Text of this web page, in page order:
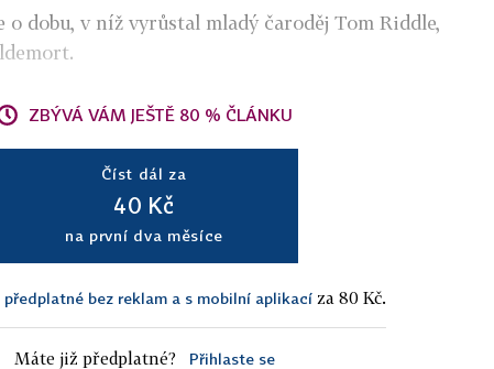
o dobu, v níž vyrůstal mladý čaroděj Tom Riddle,
ZBÝVÁ VÁM JEŠTĚ 80 % ČLÁNKU
Číst dál za
40 Kč
na první dva měsíce
předplatné bez reklam a s mobilní aplikací za 80 Kč.
Máte již předplatné? Přihlaste se